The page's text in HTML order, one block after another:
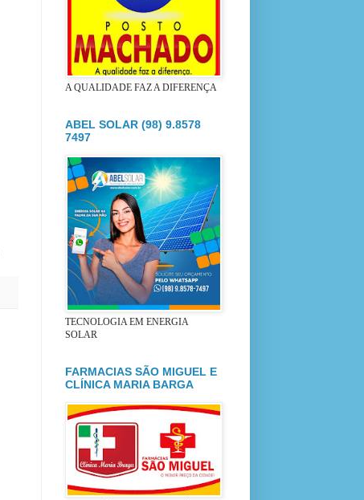
A QUALIDADE FAZ A DIFERENÇA
ABEL SOLAR (98) 9.8578
7497
TECNOLOGIA EM ENERGIA
SOLAR
FARMACIAS SÃO MIGUEL E
CLÍNICA MARIA BARGA